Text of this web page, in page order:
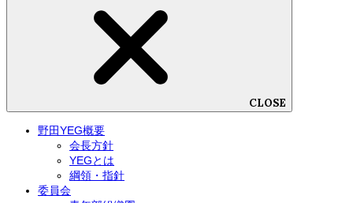
CLOSE
野田YEG概要
会長方針
YEGとは
綱領・指針
委員会